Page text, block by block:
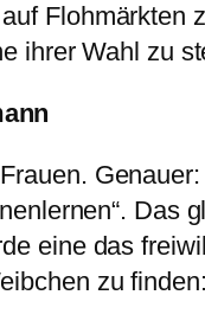
Flohmärkten
ihrer Wahl zu
eine das
zu